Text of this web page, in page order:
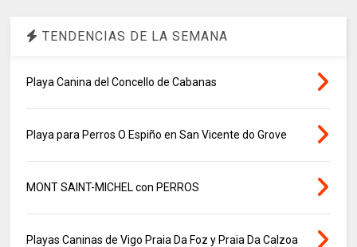
TENDENCIAS DE LA SEMANA
Playa Canina del Concello de Cabanas
Playa para Perros O Espiño en San Vicente do Grove
MONT SAINT-MICHEL con PERROS
Playas Caninas de Vigo Praia Da Foz y Praia Da Calzoa